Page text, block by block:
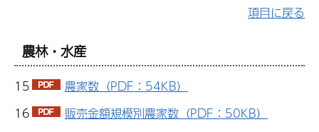
項目に戻る
農林・水産
15
農家数（PDF：54KB）
16
販売金額規模別農家数（PDF：50KB）